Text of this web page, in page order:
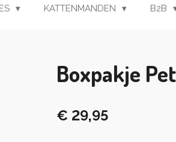
KATTENMANDEN B2B
Boxpakje
€ 29,95